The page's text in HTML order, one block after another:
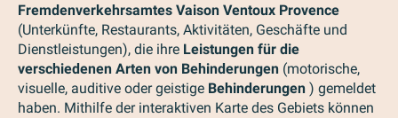
Fremdenverkehrsamtes Vaison Ventoux Provence
(Unterkünfte, Restaurants, Aktivitäten, Geschäfte und
Dienstleistungen), die ihre Leistungen für die
verschiedenen Arten von Behinderungen (motorische,
visuelle, auditive oder geistige Behinderungen ) gemeldet
haben. Mithilfe der interaktiven Karte des Gebiets können